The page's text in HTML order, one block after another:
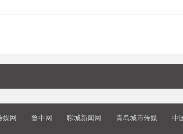
媒网 鲁中网 聊城新闻网 青岛城市传媒 中